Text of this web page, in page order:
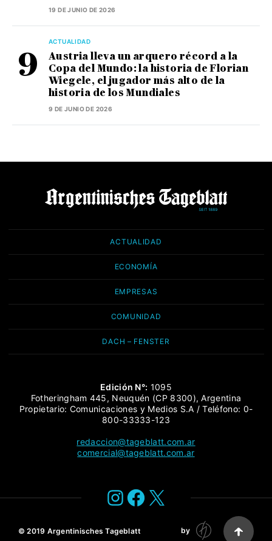
19 DE JUNIO DE 2026
ACTUALIDAD
Austria lleva un arquero récord a la
Copa del Mundo: la historia de Florian
Wiegele, el jugador más alto de la
historia de los Mundiales
9 DE JUNIO DE 2026
ACTUALIDAD
ECONOMÍA
EMPRESAS
COMUNIDAD
DACH – FENSTER
Edición N°: 1095
Fotheringham 445, Neuquén (CP 8300), Argentina
Propietario: Comunicaciones y Medios S.A / Teléfono: 0-
800-33333-123
redaccion@tageblatt.com.ar
comercial@tageblatt.com.ar
Instagram
Facebook
X
© 2019 Argentinisches Tageblatt by